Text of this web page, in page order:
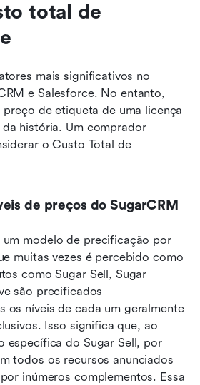
total de
mais significativos no
e Salesforce. No entanto,
de etiqueta de uma licença
história. Um comprador
o Custo Total de
de preços do SugarCRM
um modelo de precificação por
muitas vezes é percebido como
como Sugar Sell, Sugar
são precificados
os níveis de cada um geralmente
Isso significa que, ao
específica do Sugar Sell, por
todos os recursos anunciados
inúmeros complementos. Essa